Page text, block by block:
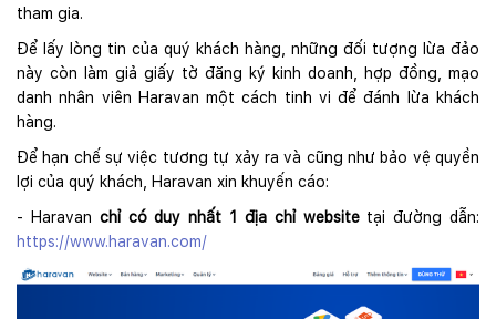
tham gia.
Để lấy lòng tin của quý khách hàng, những đối tượng lừa đảo
này còn làm giả giấy tờ đăng ký kinh doanh, hợp đồng, mạo
danh nhân viên Haravan một cách tinh vi để đánh lừa khách
hàng.
Để hạn chế sự việc tương tự xảy ra và cũng như bảo vệ quyền
lợi của quý khách, Haravan xin khuyến cáo:
- Haravan chỉ có duy nhất 1 địa chỉ websitetại đường dẫn:
https://www.haravan.com/